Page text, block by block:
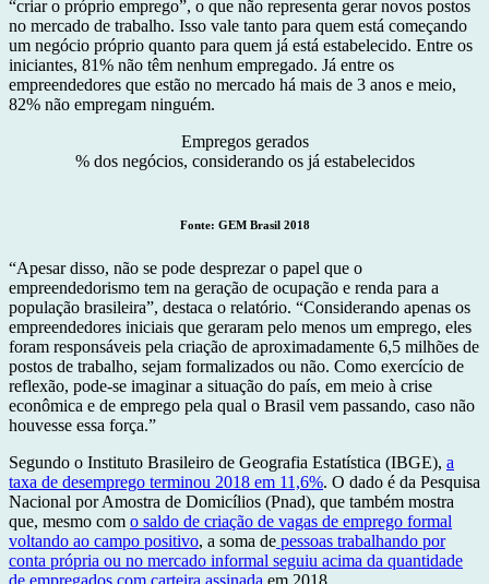
“criar o próprio emprego”, o que não representa gerar novos postos
no mercado de trabalho. Isso vale tanto para quem está começando
um negócio próprio quanto para quem já está estabelecido. Entre os
iniciantes, 81% não têm nenhum empregado. Já entre os
empreendedores que estão no mercado há mais de 3 anos e meio,
82% não empregam ninguém.
Empregos gerados
% dos negócios, considerando os já estabelecidos
Fonte: GEM Brasil 2018
“Apesar disso, não se pode desprezar o papel que o
empreendedorismo tem na geração de ocupação e renda para a
população brasileira”, destaca o relatório. “Considerando apenas os
empreendedores iniciais que geraram pelo menos um emprego, eles
foram responsáveis pela criação de aproximadamente 6,5 milhões de
postos de trabalho, sejam formalizados ou não. Como exercício de
reflexão, pode-se imaginar a situação do país, em meio à crise
econômica e de emprego pela qual o Brasil vem passando, caso não
houvesse essa força.”
Segundo o Instituto Brasileiro de Geografia Estatística (IBGE), a
taxa de desemprego terminou 2018 em 11,6%. O dado é da Pesquisa
Nacional por Amostra de Domicílios (Pnad), que também mostra
que, mesmo com o saldo de criação de vagas de emprego formal
voltando ao campo positivo, a soma de pessoas trabalhando por
conta própria ou no mercado informal seguiu acima da quantidade
de empregados com carteira assinada em 2018.